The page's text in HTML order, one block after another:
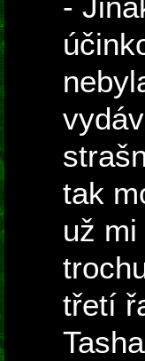
-
tak
už
třetí